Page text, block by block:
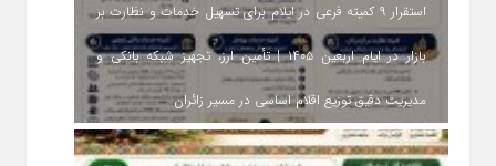
استقرار ۹ کمیته فرعی در ایلام برای تسهیل خدمات و نظارت بر
بازار در ایام اربعین ۱۴۰۵ | تأمین ارز، تجهیز شبکه بانکی و
مدیریت دقیق توزیع اقلام اساسی در مسیر زائران